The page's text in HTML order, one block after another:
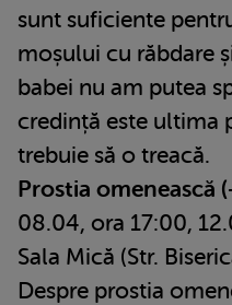
sunt suficiente
moșului cu răbdare
babei nu am putea
credință este ultima
trebuie să o treacă.
Prostia omenească
08.04, ora 17:00,
Sala Mică (Str.
Despre prostia